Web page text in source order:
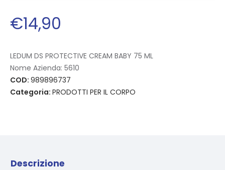
€14,90
LEDUM DS PROTECTIVE CREAM BABY 75 ML
Nome Azienda: 5610
COD: 989896737
Categoria: PRODOTTI PER IL CORPO
Descrizione